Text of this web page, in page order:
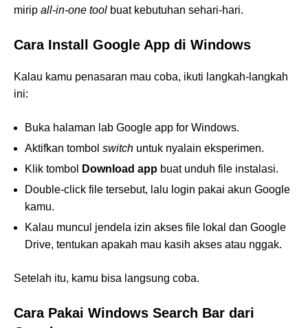
mirip all-in-one tool buat kebutuhan sehari-hari.
Cara Install Google App di Windows
Kalau kamu penasaran mau coba, ikuti langkah-langkah
ini:
Buka halaman lab Google app for Windows.
Aktifkan tombol switch untuk nyalain eksperimen.
Klik tombol
Download app buat unduh file instalasi.
Double-click file tersebut, lalu login pakai akun Google
kamu.
Kalau muncul jendela izin akses file lokal dan Google
Drive, tentukan apakah mau kasih akses atau nggak.
Setelah itu, kamu bisa langsung coba.
Cara Pakai Windows Search Bar dari